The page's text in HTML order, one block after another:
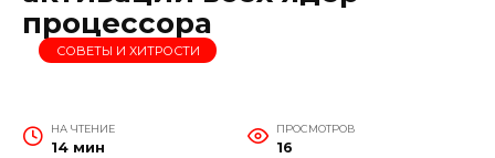
процессора
СОВЕТЫ И ХИТРОСТИ
НА ЧТЕНИЕ
14 мин
ПРОСМОТРОВ
16